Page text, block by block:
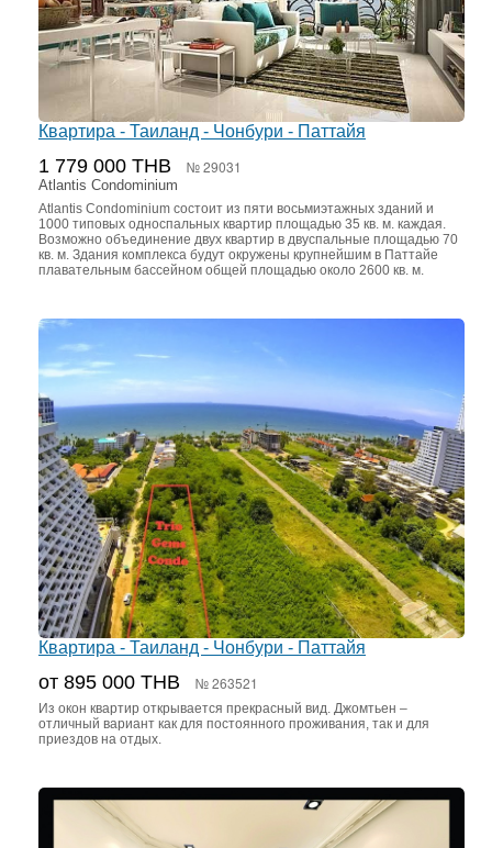
Квартира - Таиланд - Чонбури - Паттайя
1 779 000 THB № 29031
Atlantis Condominium
Atlantis Condominium состоит из пяти восьмиэтажных зданий и
1000 типовых односпальных квартир площадью 35 кв. м. каждая.
Возможно объединение двух квартир в двуспальные площадью 70
кв. м. Здания комплекса будут окружены крупнейшим в Паттайе
плавательным бассейном общей площадью около 2600 кв. м.
Квартира - Таиланд - Чонбури - Паттайя
от 895 000 ТНВ № 263521
Из окон квартир открывается прекрасный вид. Джомтьен –
отличный вариант как для постоянного проживания, так и для
приездов на отдых.